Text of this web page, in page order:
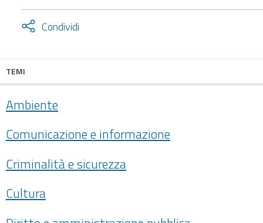
Condividi
Attiva
TEMI
Ambiente
Comunicazione e informazione
Criminalità e sicurezza
Cultura